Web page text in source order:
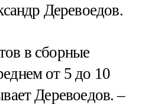
Деревоедов.
в сборные
от 5 до 10
Деревоедов. –